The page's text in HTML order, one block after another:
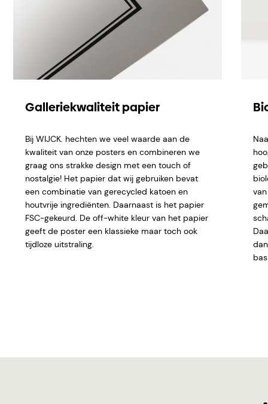
Galleriekwaliteit papier
Bij WIJCK. hechten we veel waarde aan de
kwaliteit van onze posters en combineren we
graag ons strakke design met een touch of
nostalgie! Het papier dat wij gebruiken bevat
een combinatie van gerecycled katoen en
houtvrije ingrediënten. Daarnaast is het papier
FSC-gekeurd. De off-white kleur van het papier
geeft de poster een klassieke maar toch ook
tijdloze uitstraling.